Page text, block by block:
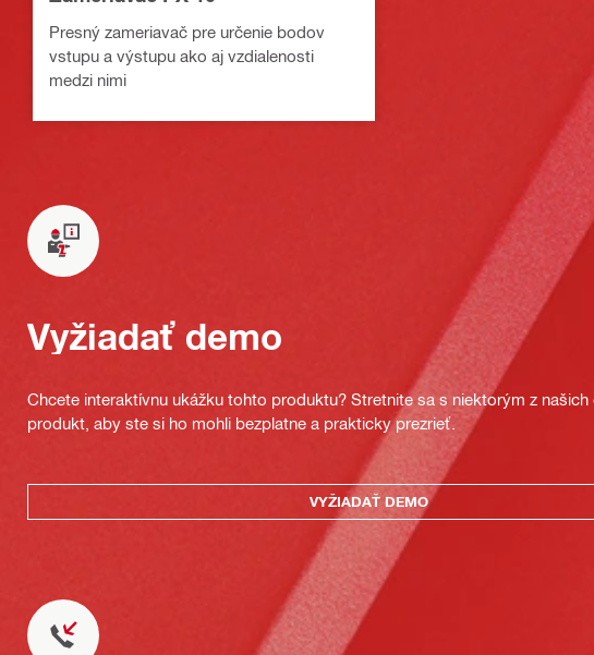
Presný zameriavač pre určenie bodov
vstupu a výstupu ako aj vzdialenosti
medzi nimi
Vyžiadať demo
Chcete interaktívnu ukážku tohto produktu? Stretnite sa s niektorým z
produkt, aby ste si ho mohli bezplatne a prakticky prezrieť.
VYŽIADAŤ DEMO